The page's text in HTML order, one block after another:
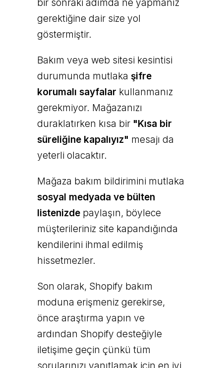
bir sonraki adımda ne yapmanız
gerektiğine dair size yol
göstermiştir.
Bakım veya web sitesi kesintisi
durumunda mutlaka şifre
korumalı sayfalar kullanmanız
gerekmiyor. Mağazanızı
duraklatırken kısa bir "Kısa bir
süreliğine kapalıyız" mesajı da
yeterli olacaktır.
Mağaza bakım bildirimini mutlaka
sosyal medyada ve bülten
listenizdepaylaşın, böylece
müşterileriniz site kapandığında
kendilerini ihmal edilmiş
hissetmezler.
Son olarak, Shopify bakım
moduna erişmeniz gerekirse,
önce araştırma yapın ve
ardından Shopify desteğiyle
iletişime geçin çünkü tüm
sorularınızı yanıtlamak için en iyi